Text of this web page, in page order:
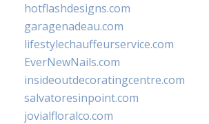
hotflashdesigns.com
garagenadeau.com
lifestylechauffeurservice.com
EverNewNails.com
insideoutdecoratingcentre.com
salvatoresinpoint.com
jovialfloralco.com